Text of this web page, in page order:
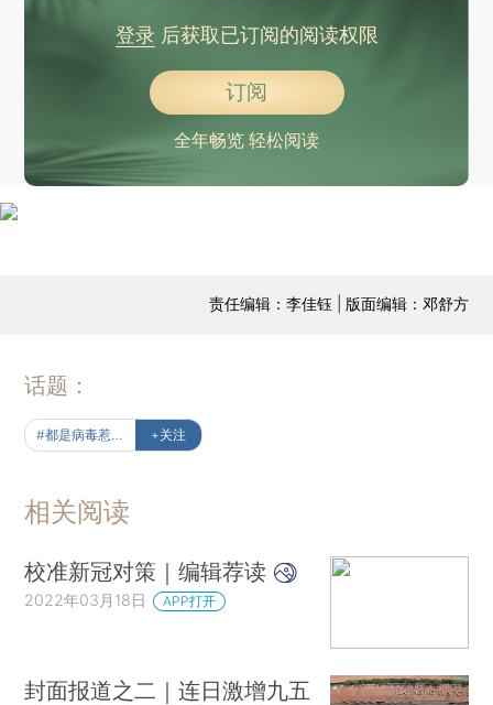
登录后获取已订阅的阅读权限
订阅
全年畅览 轻松阅读
责任编辑：李佳钰 | 版面编辑：邓舒方
话题：
+关注
相关阅读
校准新冠对策｜编辑荐读
2022年03月18日 APP打开
封面报道之二｜连日激增九五